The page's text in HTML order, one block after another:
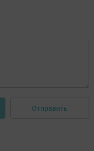
Отправить